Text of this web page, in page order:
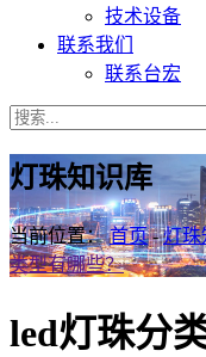
技术设备
联系我们
联系台宏
灯珠知识库
当前位置：首页-灯珠
类型有哪些？
led灯珠分